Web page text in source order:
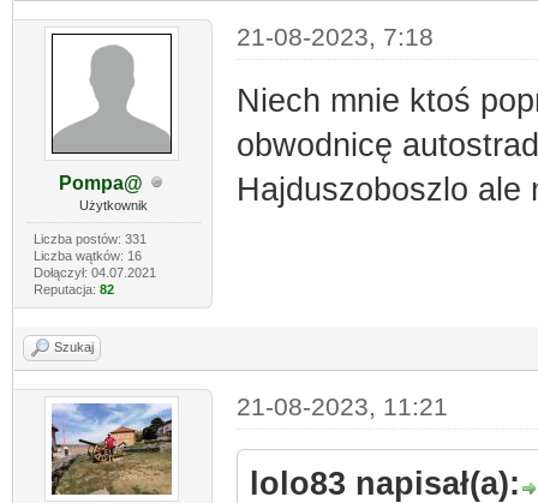
Pompa@
Użytkownik
Liczba postów: 331
Liczba wątków: 16
Dołączył: 04.07.2021
Reputacja: 82
21-08-2023, 7:18
Niech mnie ktoś
obwodnicę
Hajduszoboszlo ale
Szukaj
21-08-2023, 11:21
lolo83 napisał(a):